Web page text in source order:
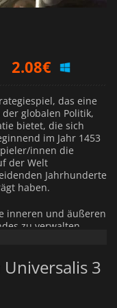
2.08€
3.69€ das eine
globalen Politik,
bietet, die sich
im Jahr 1453
innen die
der Welt
Jahrhunderte
haben.
inneren und äußeren
zu verwalten.
Produktion, aber
Die
Aufstieg eines
eines einst
3